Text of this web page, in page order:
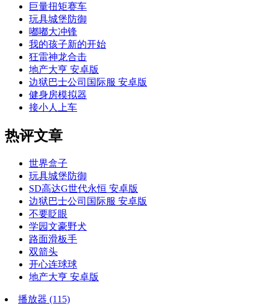
巨量扭矩赛车
玩具城堡防御
嘟嘟大冲锋
我的孩子新的开始
狂雷神龙合击
地产大亨 安卓版
边狱巴士公司国际服 安卓版
健身房模拟器
接小人上车
热评文章
世界盒子
玩具城堡防御
SD高达G世代永恒 安卓版
边狱巴士公司国际服 安卓版
不要眨眼
学园文豪野犬
路面滑板手
双箭头
开心连球球
地产大亨 安卓版
播放器 (115)